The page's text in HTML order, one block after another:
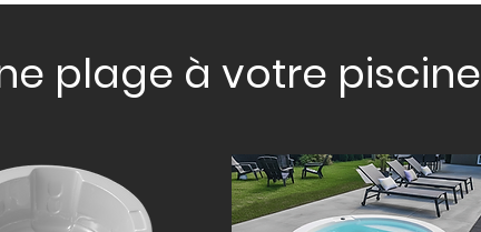
plage à votre piscine